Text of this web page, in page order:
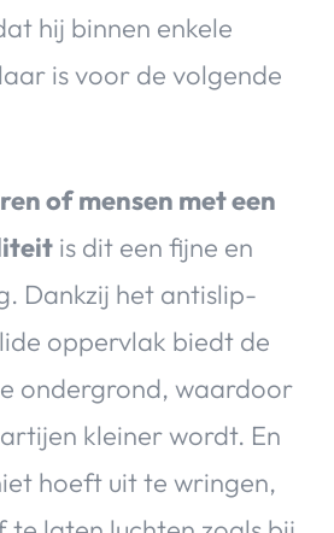
hij binnen enkele
is voor de volgende
of mensen met een
is dit een fijne en
Dankzij het antislip-
oppervlak biedt de
ondergrond, waardoor
kleiner wordt. En
hoeft uit te wringen,